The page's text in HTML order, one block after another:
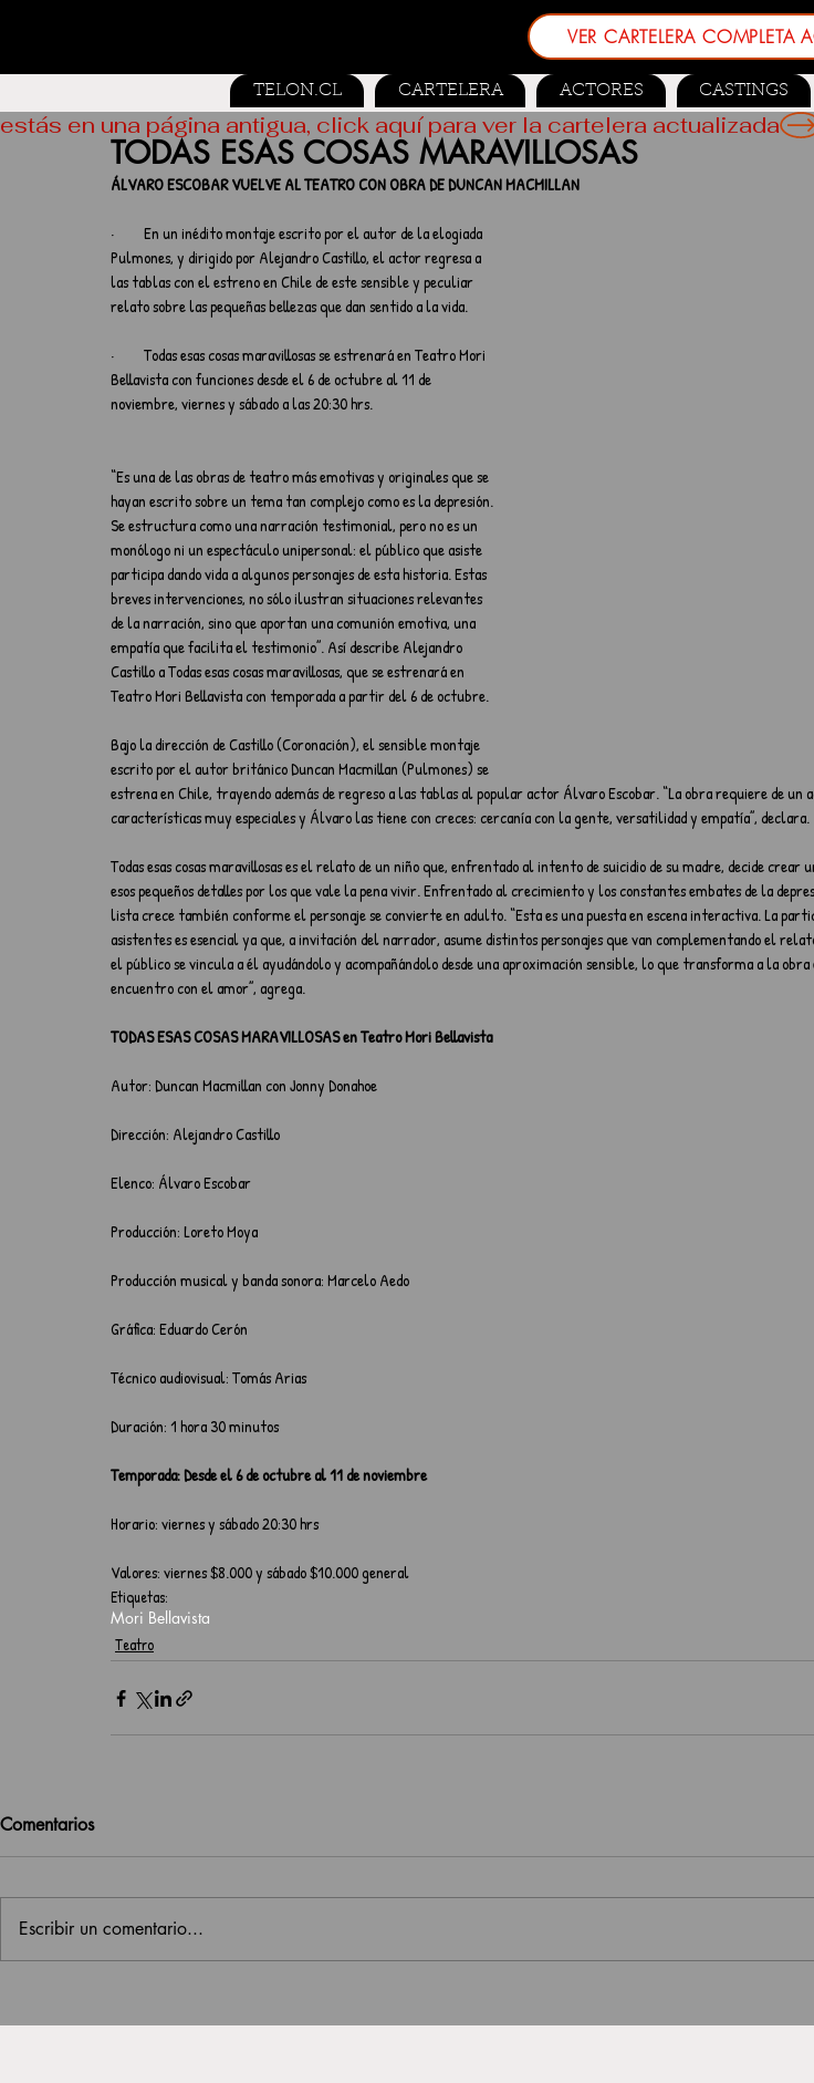
VER CARTELERA COMPLETA
TELON.CL CARTELERA ACTORES CASTINGS
TODAS ESAS COSAS MARAVILLOSAS
ÁLVARO ESCOBAR VUELVE AL TEATRO CON OBRA DE DUNCAN MACMILLAN
·         En un inédito montaje escrito por el autor de la elogiada
Pulmones, y dirigido por Alejandro Castillo, el actor regresa a
las tablas con el estreno en Chile de este sensible y peculiar
relato sobre las pequeñas bellezas que dan sentido a la vida.
·         Todas esas cosas maravillosas se estrenará en Teatro Mori
Bellavista con funciones desde el 6 de octubre al 11 de
noviembre, viernes y sábado a las 20:30 hrs.
“Es una de las obras de teatro más emotivas y originales que se
hayan escrito sobre un tema tan complejo como es la depresión.
Se estructura como una narración testimonial, pero no es un
monólogo ni un espectáculo unipersonal: el público que asiste
participa dando vida a algunos personajes de esta historia. Estas
breves intervenciones, no sólo ilustran situaciones relevantes
de la narración, sino que aportan una comunión emotiva, una
empatía que facilita el testimonio”. Así describe Alejandro
Castillo a Todas esas cosas maravillosas, que se estrenará en
Teatro Mori Bellavista con temporada a partir del 6 de octubre.
Bajo la dirección de Castillo (Coronación), el sensible montaje
escrito por el autor británico Duncan Macmillan (Pulmones) se
estrena en Chile, trayendo además de regreso a las tablas al popular actor Álvaro Escobar. “La obra requiere de un
características muy especiales y Álvaro las tiene con creces: cercanía con la gente, versatilidad y empatía”, declara.
Todas esas cosas maravillosas es el relato de un niño que, enfrentado al intento de suicidio de su madre, decide crear
esos pequeños detalles por los que vale la pena vivir. Enfrentado al crecimiento y los constantes embates de la
lista crece también conforme el personaje se convierte en adulto. “Esta es una puesta en escena interactiva. La
asistentes es esencial ya que, a invitación del narrador, asume distintos personajes que van complementando el
el público se vincula a él ayudándolo y acompañándolo desde una aproximación sensible, lo que transforma a la obra
encuentro con el amor”, agrega.
TODAS ESAS COSAS MARAVILLOSAS en Teatro Mori Bellavista
Autor: Duncan Macmillan con Jonny Donahoe
Dirección: Alejandro Castillo
Elenco: Álvaro Escobar
Producción: Loreto Moya
Producción musical y banda sonora: Marcelo Aedo
Gráfica: Eduardo Cerón
Técnico audiovisual: Tomás Arias
Duración: 1 hora 30 minutos
Temporada: Desde el 6 de octubre al 11 de noviembre
Horario: viernes y sábado 20:30 hrs
Valores: viernes $8.000 y sábado $10.000 general
Etiquetas:
Mori Bellavista
Teatro
Comentarios
Escribir un comentario...
estás en una página antigua, click aquí para ver la cartelera actualizada